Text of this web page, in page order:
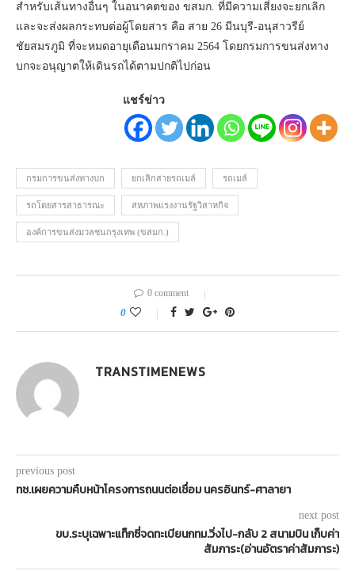
สำหรับเส้นทางอื่นๆ ในอนาคตของ ขสมก. ที่มีความเสี่ยงจะยกเลิก
และจะส่งผลกระทบต่อผู้โดยสาร คือ สาย 26 มีนบุรี-อนุสาวรีย์
ชัยสมรภูมิ ที่จะหมดอายุเดือนมกราคม 2564 โดยกรมการขนส่งทาง
บกจะอนุญาตให้เดินรถได้ตามปกติไปก่อน
แชร์ข่าว
กรมการขนส่งทางบก ยกเลิกสายรถเมล์ รถเมล์
รถโดยสารสาธารณะ สหภาพแรงงานรัฐวิสาหกิจ
องค์การขนส่งมวลชนกรุงเทพ (ขสมก.)
0 comment
0
TRANSTIMENEWS
previous post
ทช.เผยความคืบหน้าโครงการถนนต่อเชื่อม นครอินทร์-ศาลายา
next post
ขบ.ระบุเฉพาะแท็กซี่จดทะเบียนกทม.วิ่งไป-กลับ 2 สนามบิน เก็บค่า
สัมภาระ(อ่านอัตราค่าสัมภาระ)